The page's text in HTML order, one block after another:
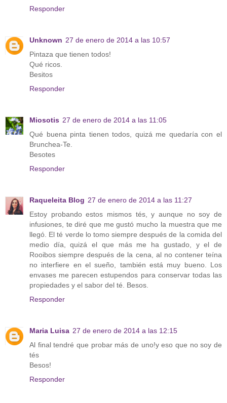
Responder
Unknown 27 de enero de 2014 a las 10:57
Pintaza que tienen todos!
Qué ricos.
Besitos
Responder
Miosotis 27 de enero de 2014 a las 11:05
Qué buena pinta tienen todos, quizá me quedaría con el
Brunchea-Te.
Besotes
Responder
Raqueleita Blog 27 de enero de 2014 a las 11:27
Estoy probando estos mismos tés, y aunque no soy de
infusiones, te diré que me gustó mucho la muestra que me
llegó. El té verde lo tomo siempre después de la comida del
medio día, quizá el que más me ha gustado, y el de
Rooibos siempre después de la cena, al no contener teína
no interfiere en el sueño, también está muy bueno. Los
envases me parecen estupendos para conservar todas las
propiedades y el sabor del té. Besos.
Responder
Maria Luisa 27 de enero de 2014 a las 12:15
Al final tendré que probar más de uno!y eso que no soy de
tés
Besos!
Responder